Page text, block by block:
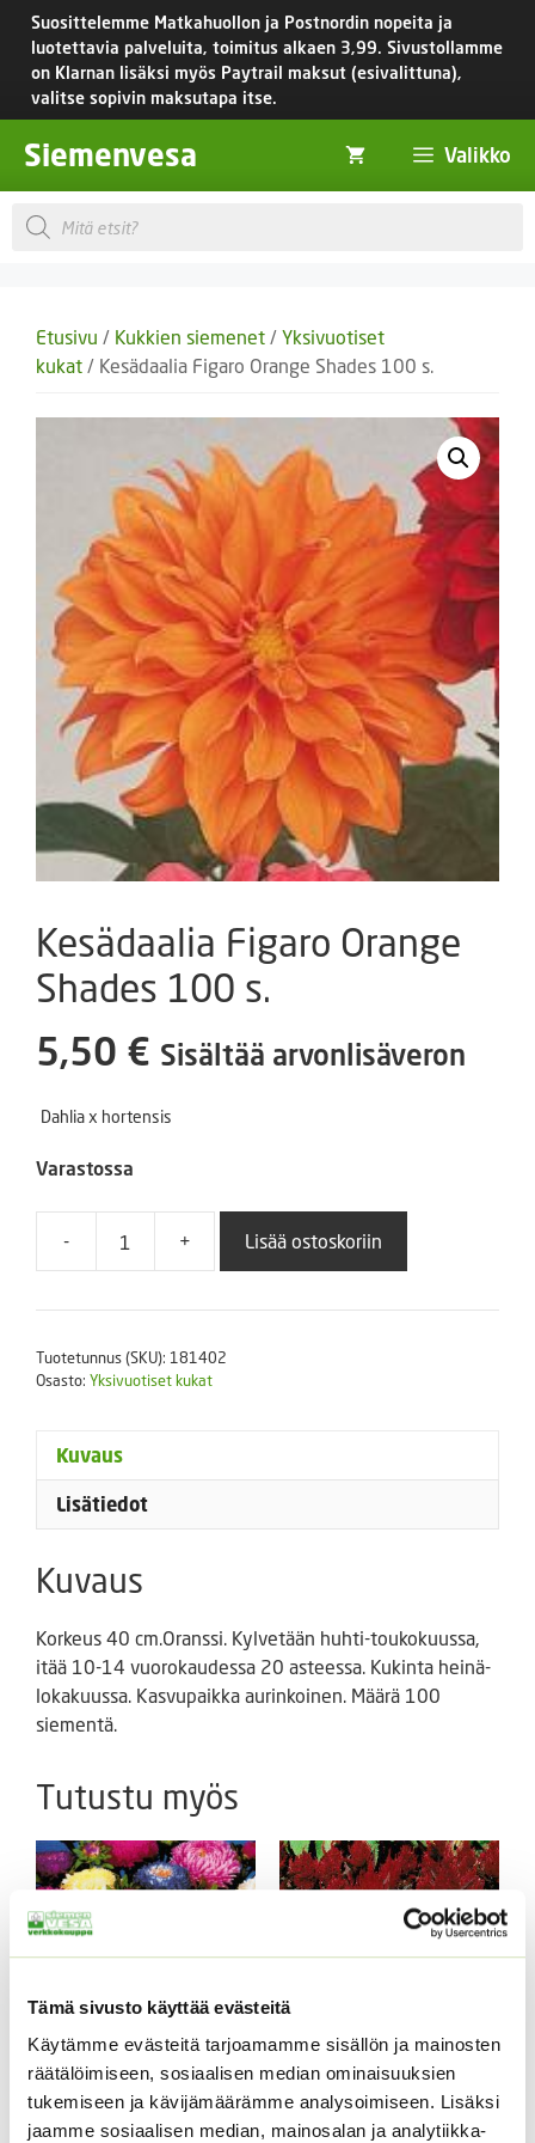
Tämä sivusto käyttää evästeitä
Käytämme evästeitä tarjoamamme sisällön ja mainosten
räätälöimiseen, sosiaalisen median ominaisuuksien
tukemiseen ja kävijämäärämme analysoimiseen. Lisäksi
jaamme sosiaalisen median, mainosalan ja analytiikka-
Siirry
sisältöön
Suosittelemme Matkahuollon ja Postnordin nopeita ja
luotettavia palveluita, toimitus alkaen 3,99. Sivustollamme
on Klarnan lisäksi myös Paytrail maksut (esivalittuna),
valitse sopivin maksutapa itse.
Siemenvesa Valikko
Products
search
Etusivu / Kukkien siemenet / Yksivuotiset
kukat / Kesädaalia Figaro Orange Shades 100 s.
Kesädaalia Figaro Orange
Shades 100 s.
5,50 € Sisältää arvonlisäveron
Dahlia x hortensis
Varastossa
-
Kesädaalia
Orange
100
+ Lisää ostoskoriin
Tuotetunnus (SKU): 181402
Osasto: Yksivuotiset kukat
Kuvaus
Lisätiedot
Kuvaus
Korkeus 40 cm.Oranssi. Kylvetään huhti-toukokuussa,
itää 10-14 vuorokaudessa 20 asteessa. Kukinta heinä-
lokakuussa. Kasvupaikka aurinkoinen. Määrä 100
siementä.
Tutustu myös
Kiinanasteri Matador
3,80€ Sisältää arvonlisäveron
Kukontöyhtö New Look
3,60€ Sisältää arvonlisäveron